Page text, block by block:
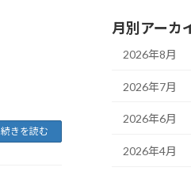
続きを読む
月別アーカ
2026年8月
2026年7月
2026年6月
2026年4月